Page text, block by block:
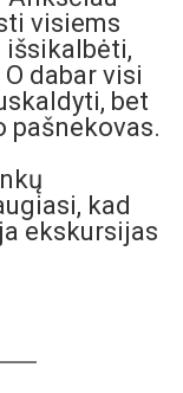
visiems
išsikalbėti,
dabar visi
bet
pašnekovas.
kad
ekskursijas